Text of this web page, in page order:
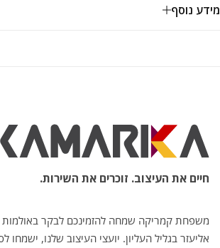
מידע נוסף
חיים את העיצוב. זוכרים את השירות.
משפחת קמריקה שמחה להזמינכם לבקר
אליעזר בגליל העליון. יועצי העיצוב שלנו, ישמחו